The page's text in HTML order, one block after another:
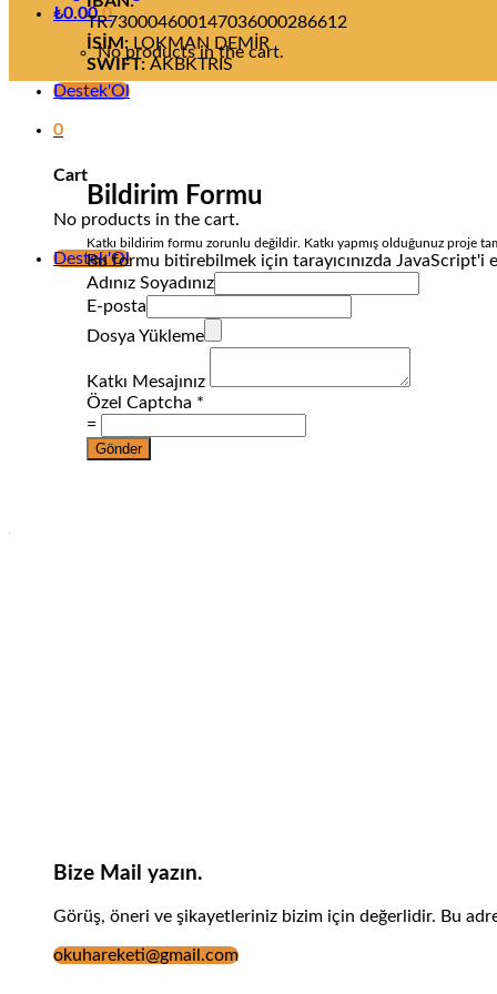
₺0.00 0
No products in the cart.
Destek'Ol
0
Cart
No products in the cart.
Destek'Ol
TR730004600147036000286612
İSİM: LOKMAN DEMİR
SWIFT: AKBKTRIS
Bildirim Formu
Katkı bildirim formu zorunlu değildir. Katkı yapmış olduğunuz proje
Bu formu bitirebilmek için tarayıcınızda JavaScript'i
Adınız Soyadınız
E-posta
Dosya Yükleme
Katkı Mesajınız
Özel Captcha *
=
Gönder
Bize Mail yazın.
Görüş, öneri ve şikayetleriniz bizim için değerlidir. Bu
okuhareketi@gmail.com